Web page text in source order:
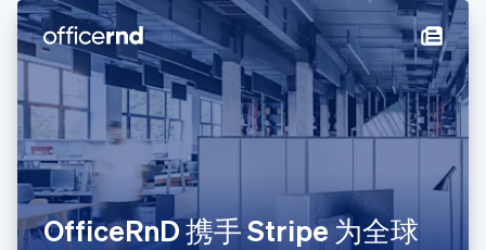
OfficeRnD 携手 Stripe 为全球
English
德国
DeutschEnglish
Français English
芬兰
English Svenska
荷兰
NederlandsEnglish
加拿大